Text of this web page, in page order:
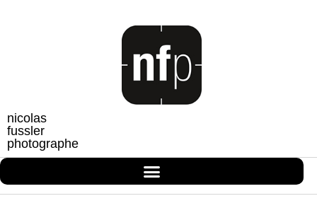
nicolas
fussler
photographe